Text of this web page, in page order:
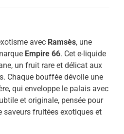
avec Ramsès, une
Empire 66. Cet e-liquide
un fruit rare et délicat aux
Chaque bouffée dévoile une
qui enveloppe le palais avec
et originale, pensée pour
saveurs fruitées exotiques et